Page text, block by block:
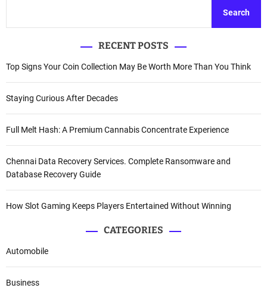
Search
RECENT POSTS
Top Signs Your Coin Collection May Be Worth More Than You Think
Staying Curious After Decades
Full Melt Hash: A Premium Cannabis Concentrate Experience
Chennai Data Recovery Services. Complete Ransomware and
Database Recovery Guide
How Slot Gaming Keeps Players Entertained Without Winning
CATEGORIES
Automobile
Business